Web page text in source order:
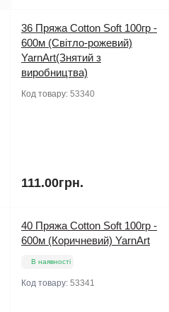
36 Пряжа Cotton Soft 100гр -
600м (Світло-рожевий)
YarnArt(Знятий з
виробництва)
Код товару: 53340
111.00грн.
40 Пряжа Cotton Soft 100гр -
600м (Коричневий) YarnArt
В наявності
Код товару: 53341